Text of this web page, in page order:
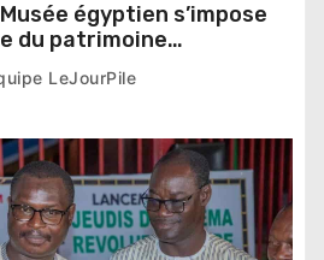
égyptien s’impose
du patrimoine
des dirigeants
LeJourPile